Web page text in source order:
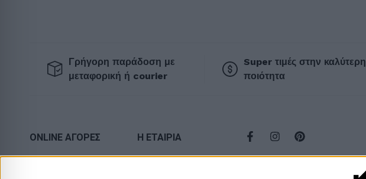
Γρήγορη παράδοση με
μεταφορική ή courier
Super τιμές στην καλύτερη
ποιότητα
ONLINE ΑΓΟΡΕΣ Η ΕΤΑΙΡΙΑ